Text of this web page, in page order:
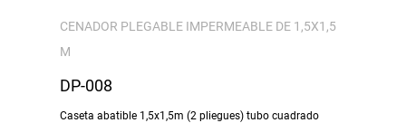
CENADOR PLEGABLE IMPERMEABLE DE 1,5X1,5
M
DP-008
Caseta abatible 1,5x1,5m (2 pliegues) tubo cuadrado